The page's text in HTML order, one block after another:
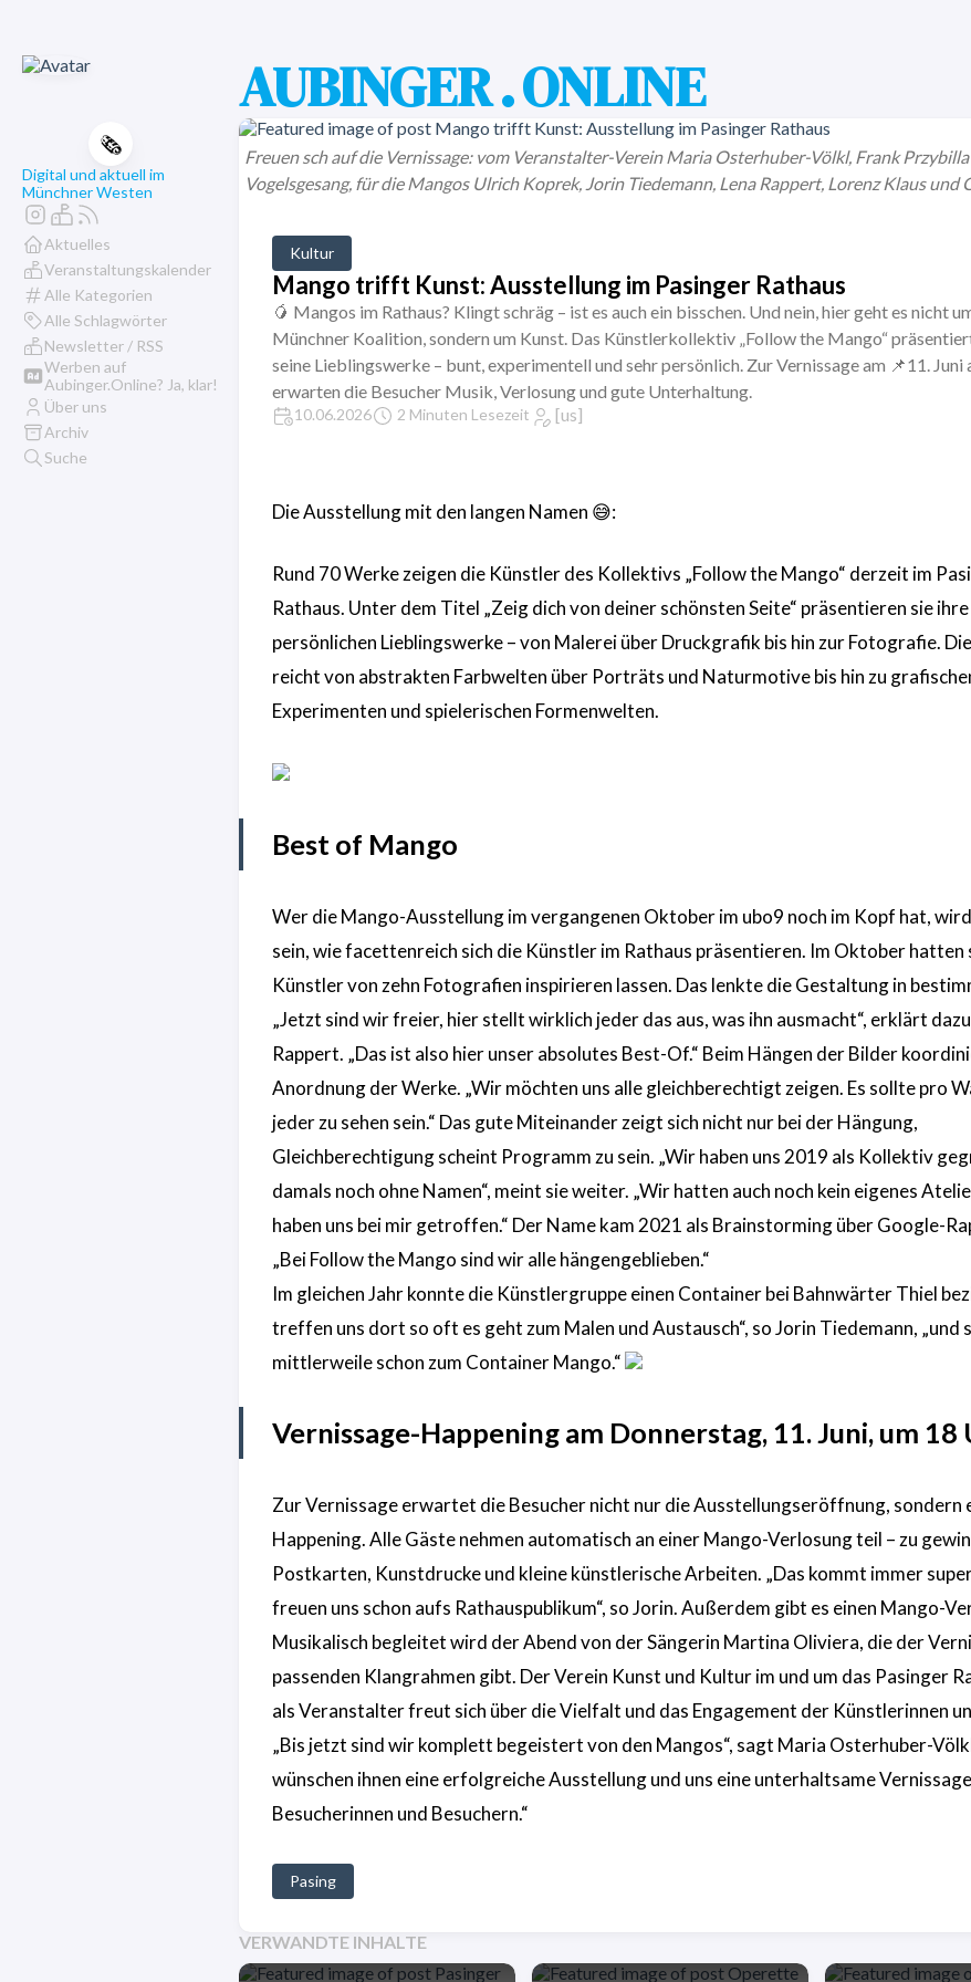
🗞️
Digital und aktuell im
Münchner Westen
Aktuelles
Veranstaltungskalender
Alle Kategorien
Alle Schlagwörter
Newsletter / RSS
Werben auf
Aubinger.Online? Ja, klar!
Über uns
Archiv
Suche
AUBINGER . ONLINE
Freuen sch auf die Vernissage: vom Veranstalter-Verein Maria Osterhuber-Völkl, Frank
Vogelsgesang, für die Mangos Ulrich Koprek, Jorin Tiedemann, Lena Rappert, Lorenz Klaus und
Kultur
Mango trifft Kunst: Ausstellung im Pasinger Rathaus
🥭 Mangos im Rathaus? Klingt schräg – ist es auch ein bisschen. Und nein, hier geht es nicht
Münchner Koalition, sondern um Kunst. Das Künstlerkollektiv „Follow the Mango“
seine Lieblingswerke – bunt, experimentell und sehr persönlich. Zur Vernissage am 📌11. Juni
erwarten die Besucher Musik, Verlosung und gute Unterhaltung.
10.06.2026 2 Minuten Lesezeit [us]
Die Ausstellung mit den langen Namen 😅:
Rund 70 Werke zeigen die Künstler des Kollektivs „Follow the Mango“ derzeit im
Rathaus. Unter dem Titel „Zeig dich von deiner schönsten Seite“ präsentieren sie ihre
persönlichen Lieblingswerke – von Malerei über Druckgrafik bis hin zur Fotografie.
reicht von abstrakten Farbwelten über Porträts und Naturmotive bis hin zu
Experimenten und spielerischen Formenwelten.
Best of Mango
Wer die Mango-Ausstellung im vergangenen Oktober im ubo9 noch im Kopf hat,
sein, wie facettenreich sich die Künstler im Rathaus präsentieren. Im Oktober hatten
Künstler von zehn Fotografien inspirieren lassen. Das lenkte die Gestaltung in
„Jetzt sind wir freier, hier stellt wirklich jeder das aus, was ihn ausmacht“, erklärt
Rappert. „Das ist also hier unser absolutes Best-Of.“ Beim Hängen der Bilder
Anordnung der Werke. „Wir möchten uns alle gleichberechtigt zeigen. Es sollte pro
jeder zu sehen sein.“ Das gute Miteinander zeigt sich nicht nur bei der Hängung,
Gleichberechtigung scheint Programm zu sein. „Wir haben uns 2019 als Kollektiv
damals noch ohne Namen“, meint sie weiter. „Wir hatten auch noch kein eigenes
haben uns bei mir getroffen.“ Der Name kam 2021 als Brainstorming über Google-
„Bei Follow the Mango sind wir alle hängengeblieben.“
Im gleichen Jahr konnte die Künstlergruppe einen Container bei Bahnwärter Thiel
treffen uns dort so oft es geht zum Malen und Austausch“, so Jorin Tiedemann, „und
mittlerweile schon zum Container Mango.“
Vernissage-Happening am Donnerstag, 11. Juni, um 18
Zur Vernissage erwartet die Besucher nicht nur die Ausstellungseröffnung, sondern
Happening. Alle Gäste nehmen automatisch an einer Mango-Verlosung teil – zu
Postkarten, Kunstdrucke und kleine künstlerische Arbeiten. „Das kommt immer
freuen uns schon aufs Rathauspublikum“, so Jorin. Außerdem gibt es einen Mango-
Musikalisch begleitet wird der Abend von der Sängerin Martina Oliviera, die der
passenden Klangrahmen gibt. Der Verein Kunst und Kultur im und um das Pasinger
als Veranstalter freut sich über die Vielfalt und das Engagement der Künstlerinnen
„Bis jetzt sind wir komplett begeistert von den Mangos“, sagt Maria Osterhuber-
wünschen ihnen eine erfolgreiche Ausstellung und uns eine unterhaltsame
Besucherinnen und Besuchern.“
Pasing
VERWANDTE INHALTE